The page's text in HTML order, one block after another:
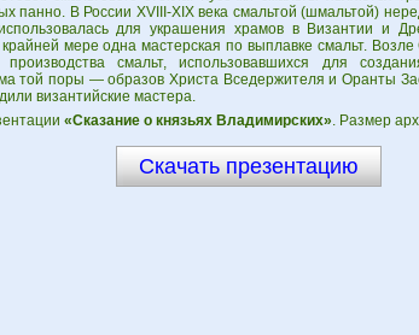
панно. В России XVIII-XIX века смальтой (шмальтой)
для украшения храмов в Византии и
мере одна мастерская по выплавке смальт.
смальт, использовавшихся для
той поры — образов Христа Вседержителя и Оранты
византийские мастера.
«Сказание о князьях Владимирских». Размер
Скачать презентацию